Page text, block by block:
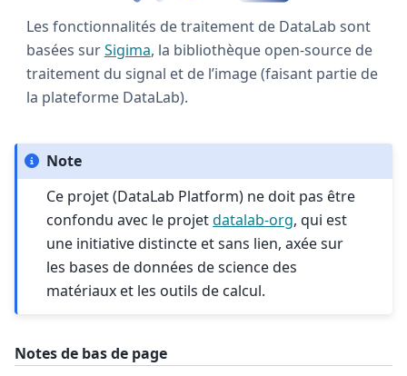
Les fonctionnalités de traitement de DataLab sont
basées surSigima, la bibliothèque open-source de
traitement du signal et de l’image (faisant partie de
la plateforme DataLab).
Note
Ce projet (DataLab Platform) ne doit pas être
confondu avec le projetdatalab-org, qui est
une initiative distincte et sans lien, axée sur
les bases de données de science des
matériaux et les outils de calcul.
Notes de bas de page